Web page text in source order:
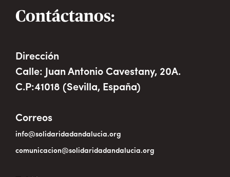
Contáctanos:
Dirección
Calle: Juan Antonio Cavestany, 20A.
C.P:41018 (Sevilla, España)
Correos
info@solidaridadandalucia.org
comunicacion@solidaridadandalucia.org